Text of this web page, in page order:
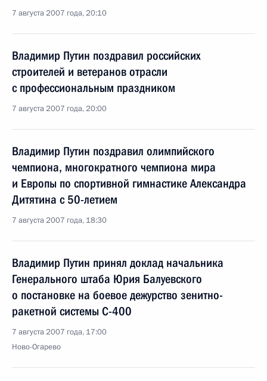
7 августа 2007 года, 20:10
Владимир Путин поздравил российских
строителей и ветеранов отрасли
с профессиональным праздником
7 августа 2007 года, 20:00
Владимир Путин поздравил олимпийского
чемпиона, многократного чемпиона мира
и Европы по спортивной гимнастике Александра
Дитятина с 50-летием
7 августа 2007 года, 18:30
Владимир Путин принял доклад начальника
Генерального штаба Юрия Балуевского
о постановке на боевое дежурство зенитно-
ракетной системы С-400
7 августа 2007 года, 17:00
Ново-Огарево